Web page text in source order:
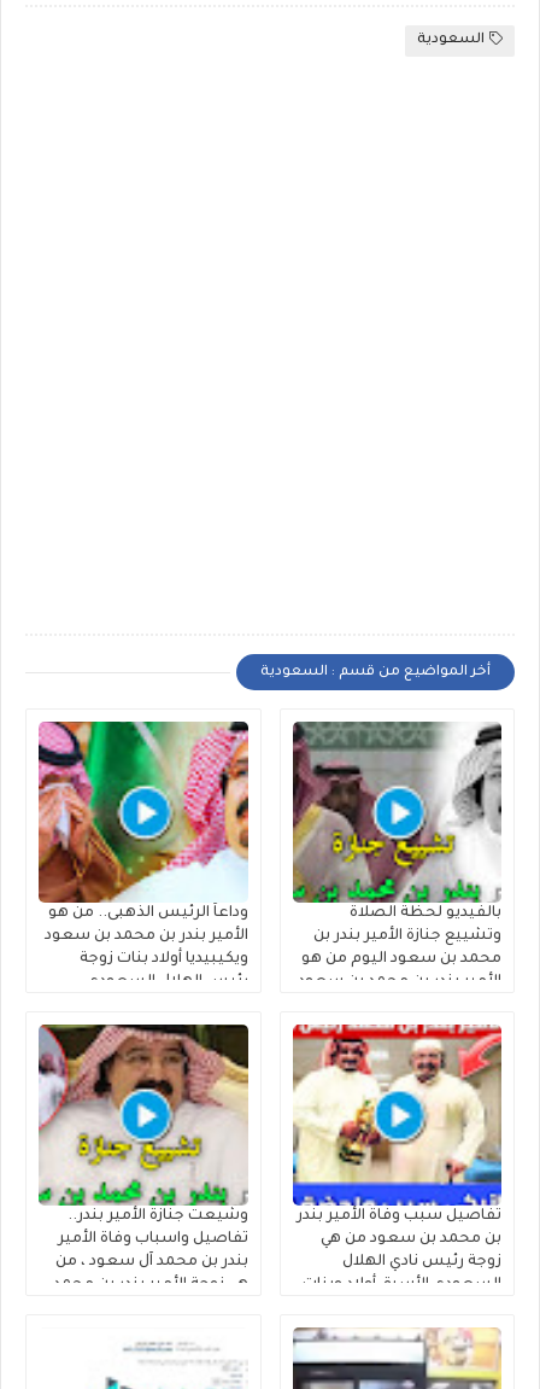
السعودية
أخر المواضيع من قسم : السعودية
بالفيديو لحظة الصلاة
وتشييع جنازة الأمير بندر بن
محمد بن سعود اليوم من هو
الأمير بندر بن محمد بن سعود
وداعاً الرئيس الذهبى.. من هو
الأمير بندر بن محمد بن سعود
ويكيبيديا أولاد بنات زوجة
رئيس الهلال السعودي
سعود الكبير آل سعود وموعد
ومكان تشييع الجنازة السيرة
الذاتية
تفاصيل سبب وفاة الأمير بندر
بن محمد بن سعود من هي
زوجة رئيس نادي الهلال
السعودي الأسبق أولاد وبنات
الكبير آل سعود من أي قبيلة
وش يتبع
وشيعت جنازة الأمير بندر..
تفاصيل واسباب وفاة الأمير
بندر بن محمد آل سعود ، من
هي زوجة الأمير بندر بن محمد
وش يتبع